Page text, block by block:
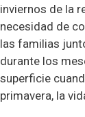
inviernos de la
necesidad de
las familias
durante los
superficie
primavera, la